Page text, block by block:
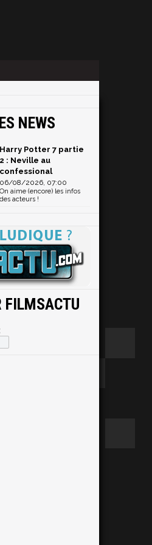
NEWS
Harry Potter 7 partie
2 : Neville au
confessional
06/08/2026, 07:00
On aime (encore) les infos
des acteurs !
FILMSACTU